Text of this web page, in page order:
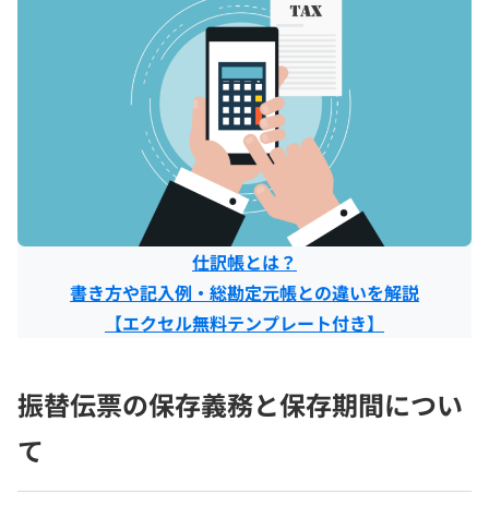
仕訳帳とは？
書き方や記入例・総勘定元帳との違いを解説
【エクセル無料テンプレート付き】
振替伝票の保存義務と保存期間につい
て